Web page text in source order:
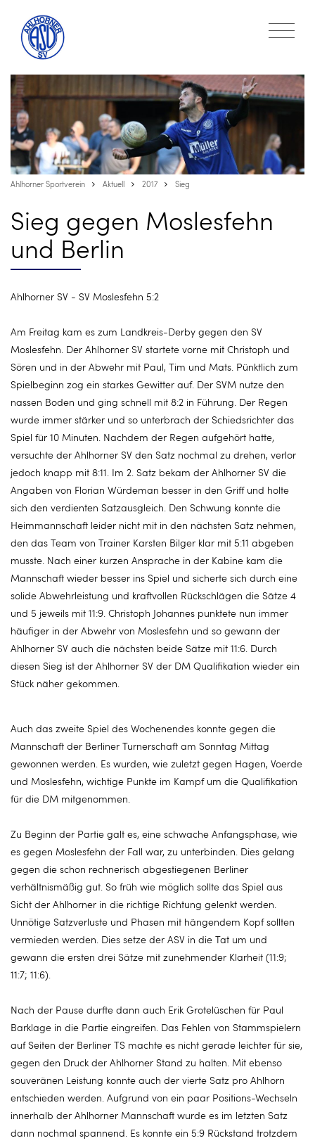
Ahlhorner Sportverein Aktuell 2017 Sieg
Sieg gegen Moslesfehn
und Berlin
Ahlhorner SV - SV Moslesfehn 5:2
Am Freitag kam es zum Landkreis-Derby gegen den SV
Moslesfehn. Der Ahlhorner SV startete vorne mit Christoph und
Sören und in der Abwehr mit Paul, Tim und Mats. Pünktlich zum
Spielbeginn zog ein starkes Gewitter auf. Der SVM nutze den
nassen Boden und ging schnell mit 8:2 in Führung. Der Regen
wurde immer stärker und so unterbrach der Schiedsrichter das
Spiel für 10 Minuten. Nachdem der Regen aufgehört hatte,
versuchte der Ahlhorner SV den Satz nochmal zu drehen, verlor
jedoch knapp mit 8:11. Im 2. Satz bekam der Ahlhorner SV die
Angaben von Florian Würdeman besser in den Griff und holte
sich den verdienten Satzausgleich. Den Schwung konnte die
Heimmannschaft leider nicht mit in den nächsten Satz nehmen,
den das Team von Trainer Karsten Bilger klar mit 5:11 abgeben
musste. Nach einer kurzen Ansprache in der Kabine kam die
Mannschaft wieder besser ins Spiel und sicherte sich durch eine
solide Abwehrleistung und kraftvollen Rückschlägen die Sätze 4
und 5 jeweils mit 11:9. Christoph Johannes punktete nun immer
häufiger in der Abwehr von Moslesfehn und so gewann der
Ahlhorner SV auch die nächsten beide Sätze mit 11:6. Durch
diesen Sieg ist der Ahlhorner SV der DM Qualifikation wieder ein
Stück näher gekommen.
Auch das zweite Spiel des Wochenendes konnte gegen die
Mannschaft der Berliner Turnerschaft am Sonntag Mittag
gewonnen werden. Es wurden, wie zuletzt gegen Hagen, Voerde
und Moslesfehn, wichtige Punkte im Kampf um die Qualifikation
für die DM mitgenommen.
Zu Beginn der Partie galt es, eine schwache Anfangsphase, wie
es gegen Moslesfehn der Fall war, zu unterbinden. Dies gelang
gegen die schon rechnerisch abgestiegenen Berliner
verhältnismäßig gut. So früh wie möglich sollte das Spiel aus
Sicht der Ahlhorner in die richtige Richtung gelenkt werden.
Unnötige Satzverluste und Phasen mit hängendem Kopf sollten
vermieden werden. Dies setze der ASV in die Tat um und
gewann die ersten drei Sätze mit zunehmender Klarheit (11:9;
11:7; 11:6).
Nach der Pause durfte dann auch Erik Grotelüschen für Paul
Barklage in die Partie eingreifen. Das Fehlen von Stammspielern
auf Seiten der Berliner TS machte es nicht gerade leichter für sie,
gegen den Druck der Ahlhorner Stand zu halten. Mit ebenso
souveränen Leistung konnte auch der vierte Satz pro Ahlhorn
entschieden werden. Aufgrund von ein paar Positions-Wechseln
innerhalb der Ahlhorner Mannschaft wurde es im letzten Satz
dann nochmal spannend. Es konnte ein 5:9 Rückstand trotzdem